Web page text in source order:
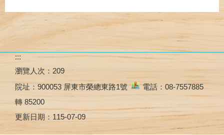
:::
瀏覽人次： 209
院址： 900053 屏東市榮總東路1號
電話：08-7557885
轉 85200
更新日期： 115-07-09